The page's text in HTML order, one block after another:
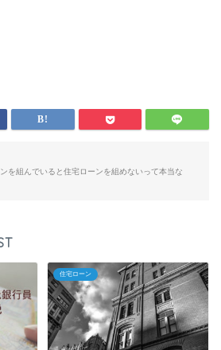
を組んでいると住宅ローンを組めないって本当な
住宅ローン